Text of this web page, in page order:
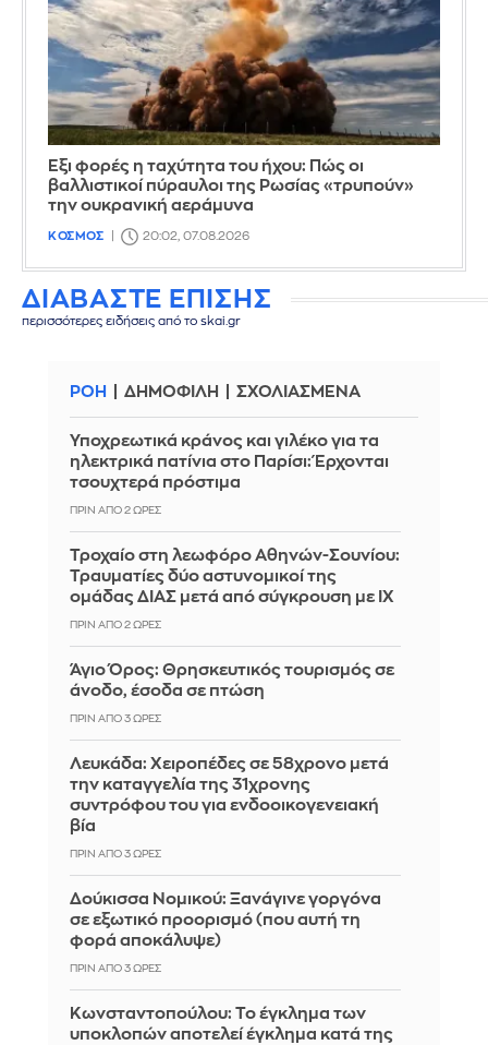
Έξι φορές η ταχύτητα του ήχου: Πώς οι
βαλλιστικοί πύραυλοι της Ρωσίας «τρυπούν»
την ουκρανική αεράμυνα
ΚΟΣΜΟΣ 20:02, 07.08.2026
ΔΙΑΒΑΣΤΕ ΕΠΙΣΗΣ
περισσότερες ειδήσεις από το skai.gr
ΡΟΗ ΔΗΜΟΦΙΛΗ ΣΧΟΛΙΑΣΜΕΝΑ
Υποχρεωτικά κράνος και γιλέκο για τα
ηλεκτρικά πατίνια στο Παρίσι: Έρχονται
τσουχτερά πρόστιμα
ΠΡΙΝ ΑΠΌ 2 ΏΡΕΣ
Τροχαίο στη λεωφόρο Αθηνών-Σουνίου:
Τραυματίες δύο αστυνομικοί της
ομάδας ΔΙΑΣ μετά από σύγκρουση με ΙΧ
ΠΡΙΝ ΑΠΌ 2 ΏΡΕΣ
Άγιο Όρος: Θρησκευτικός τουρισμός σε
άνοδο, έσοδα σε πτώση
ΠΡΙΝ ΑΠΌ 3 ΏΡΕΣ
Λευκάδα: Χειροπέδες σε 58χρονο μετά
την καταγγελία της 31χρονης
συντρόφου του για ενδοοικογενειακή
βία
ΠΡΙΝ ΑΠΌ 3 ΏΡΕΣ
Δούκισσα Νομικού: Ξανάγινε γοργόνα
σε εξωτικό προορισμό (που αυτή τη
φορά αποκάλυψε)
ΠΡΙΝ ΑΠΌ 3 ΏΡΕΣ
Κωνσταντοπούλου: Το έγκλημα των
υποκλοπών αποτελεί έγκλημα κατά της